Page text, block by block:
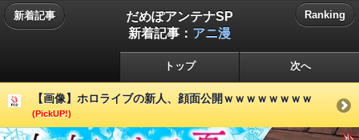
新着記事
だめぽアンテナSP
新着記事： アニ漫
Ranking
トップ 次へ
【画像】ホロライブの新人、顔面公開ｗｗｗｗｗｗｗｗ
(PickUP!)